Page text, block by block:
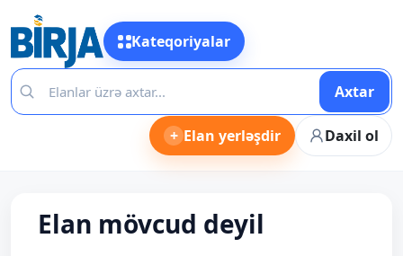
Kateqoriyalar
Axtar
+ Elan yerləşdir Daxil ol
Elan mövcud deyil